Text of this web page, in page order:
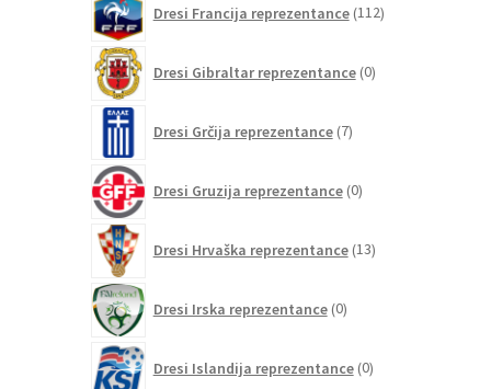
Dresi Francija reprezentance 112izdelkov
Dresi Gibraltar reprezentance 0izdelkov
Dresi Grčija reprezentance 7izdelkov
Dresi Gruzija reprezentance 0izdelkov
Dresi Hrvaška reprezentance 13izdelkov
Dresi Irska reprezentance 0izdelkov
Dresi Islandija reprezentance 0izdelkov